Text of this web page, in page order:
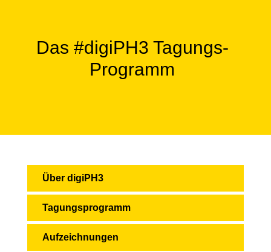
Das #digiPH3 Tagungs-
Programm
Über digiPH3
Tagungsprogramm
Aufzeichnungen